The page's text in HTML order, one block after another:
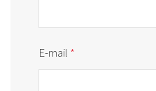
E-mail *